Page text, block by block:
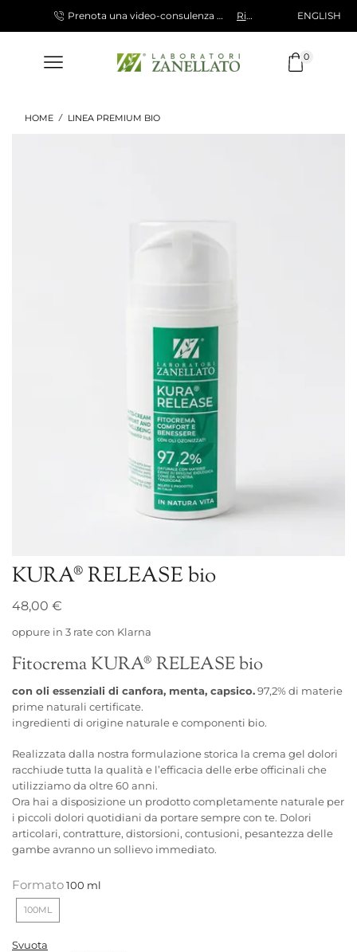
Prenota una video-consulenza gratuita con la nostra specialista Richiedi ENGLISH
0
HOME / LINEA PREMIUM BIO
KURA® RELEASE bio
48,00 €
oppure in 3 ratecon Klarna
Fitocrema KURA® RELEASE bio
con oli essenziali di canfora, menta, capsico.97,2% di materie
prime naturali certificate.
ingredienti di origine naturale e componenti bio.
Realizzata dalla nostra formulazione storica la crema gel dolori
racchiude tutta la qualità e l’efficacia delle erbe officinali che
utilizziamo da oltre 60 anni.
Ora hai a disposizione un prodotto completamente naturale per
i piccoli dolori quotidiani da portare sempre con te. Dolori
articolari, contratture, distorsioni, contusioni, pesantezza delle
gambe avranno un sollievo immediato.
Formato
100ML
Svuota